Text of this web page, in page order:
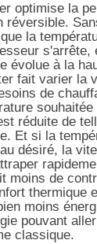
optimise la
réversible.
la
s'arrête,
évolue à la
fait varier la
de
réduite de
Et si la
désiré, la
moins de
thermique
moins
pouvant
classique.